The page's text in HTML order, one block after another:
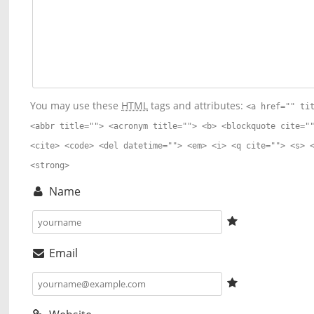
You may use these HTML tags and attributes:<a href=""
<abbr title=""> <acronym title=""> <b> <blockquote
<cite> <code> <del datetime=""> <em> <i> <q cite=""> <s>
<strong>
Name
Email